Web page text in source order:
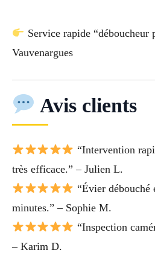
Service rapide “déboucheur
Vauvenargues
Avis clients
“Intervention
très efficace.” – Julien L.
“Évier débouché
minutes.” – Sophie M.
“Inspection
– Karim D.